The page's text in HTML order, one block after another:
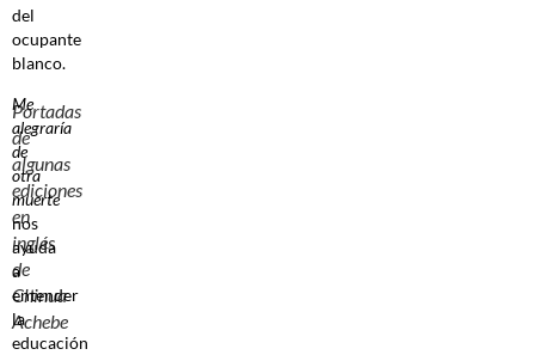
del
ocupante
blanco.
Portadas
de
algunas
ediciones
en
inglés
de
Chinua
Achebe
Me
alegraría
de
otra
muerte
nos
ayuda
a
entender
la
educación